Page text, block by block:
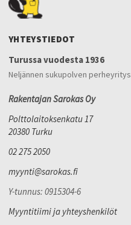
YHTEYSTIEDOT
Turussa vuodesta 1936
Neljännen sukupolven perheyritys
Rakentajan Sarokas Oy
Polttolaitoksenkatu 17
20380 Turku
02 275 2050
myynti@sarokas.fi
Y-tunnus: 0915304-6
Myyntitiimi ja yhteyshenkilöt